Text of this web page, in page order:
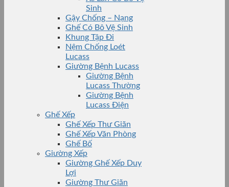
Sinh
Gậy Chống – Nạng
Ghế Có Bô Vệ Sinh
Khung Tập Đi
Nệm Chống Loét
Lucass
Giường Bệnh Lucass
Giường Bệnh
Lucass Thường
Giường Bệnh
Lucass Điện
Ghế Xếp
Ghế Xếp Thư Giãn
Ghế Xếp Văn Phòng
Ghế Bố
Giường Xếp
Giường Ghế Xếp Duy
Lợi
Giường Thư Giãn